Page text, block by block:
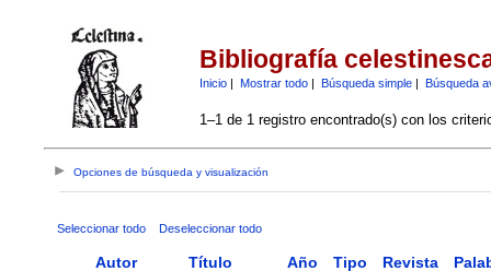
Bibliografía
Inicio| Mostrar todo| Búsqueda simple| Búsqueda
1–1 de 1 registro encontrado(s) con los
Opciones de búsqueda y visualización
Seleccionar todo Deseleccionar todo
Autor Título Año Tipo Revista